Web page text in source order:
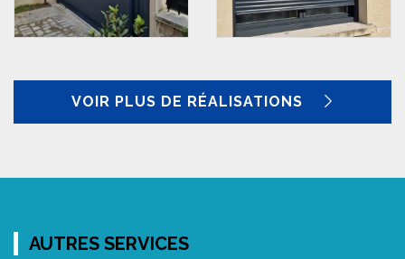
VOIR PLUS DE RÉALISATIONS
AUTRES SERVICES